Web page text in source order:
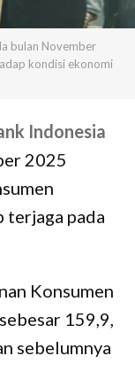
bulan November
kondisi ekonomi
Indonesia
2025
pada
Konsumen
159,9,
sebelumnya